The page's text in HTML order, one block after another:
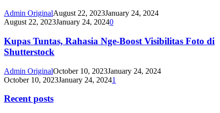
Admin OriginalAugust 22, 2023January 24, 2024
August 22, 2023January 24, 20240
Kupas Tuntas, Rahasia Nge-Boost Visibilitas Foto di
Shutterstock
Admin OriginalOctober 10, 2023January 24, 2024
October 10, 2023January 24, 20241
Recent posts